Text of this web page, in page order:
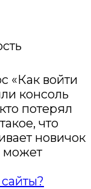
«Как войти
консоль
потерял
что
новичок
может